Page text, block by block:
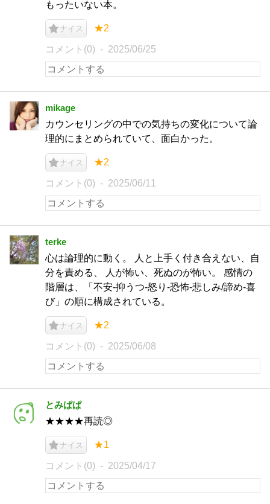
もったいない本。
ナイス ★2
コメント(0) 2025/06/25
mikage
カウンセリングの中での気持ちの変化について論
理的にまとめられていて、面白かった。
ナイス ★2
コメント(0) 2025/06/11
terke
心は論理的に動く。 人と上手く付き合えない、自
分を責める、 人が怖い、死ぬのが怖い。 感情の
階層は、「不安‐抑うつ‐怒り‐恐怖‐悲しみ/諦め‐喜
び」の順に構成されている。
ナイス ★2
コメント(0) 2025/06/08
とみぱぱ
★★★★再読◎
ナイス ★1
コメント(0) 2025/04/17